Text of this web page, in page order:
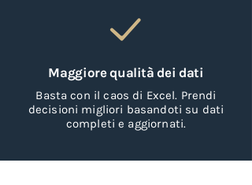
Maggiore qualità dei dati
Basta con il caos di Excel. Prendi
decisioni migliori basandoti su dati
completi e aggiornati.